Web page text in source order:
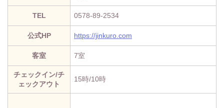
TEL 0578-89-2534
公式HP https://jinkuro.com
客室 7室
チェックイン/チ
ェックアウト
15時/10時